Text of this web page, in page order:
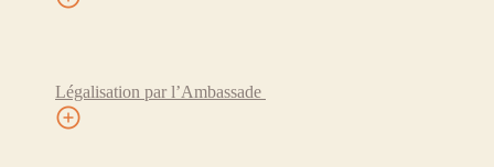
Légalisation par l’Ambassade